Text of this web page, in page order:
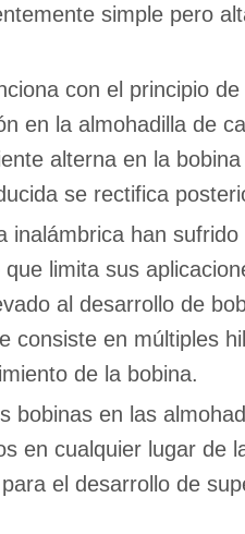
simple pero
con el principio
en la almohadilla de
alterna en la
se rectifica
inalámbrica han
limita sus
al desarrollo de
consiste en múltiples
de la bobina.
bobinas en las
en cualquier lugar
el desarrollo de